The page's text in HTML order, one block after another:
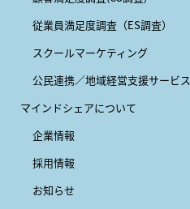
従業員満足度調査（ES調査）
スクールマーケティング
公民連携／地域経営支援サービス
マインドシェアについて
企業情報
採用情報
お知らせ